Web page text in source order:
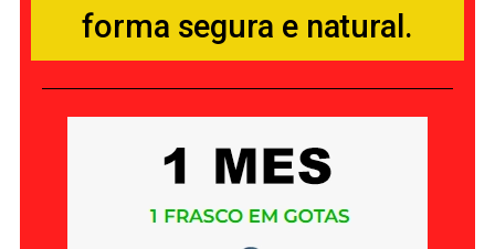
forma segura e natural.